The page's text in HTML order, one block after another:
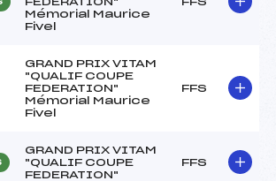
Mémorial Maurice
Fivel
GRAND PRIX VITAM
"QUALIF COUPE
FEDERATION"
Mémorial Maurice
Fivel
FFS
GRAND PRIX VITAM
"QUALIF COUPE
FEDERATION"
FFS